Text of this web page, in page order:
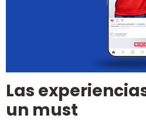
Las
un must